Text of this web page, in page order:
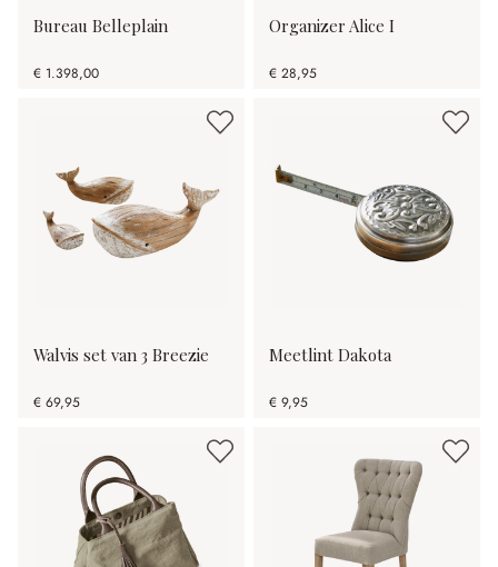
Bureau Belleplain
€ 1.398,00
Organizer Alice I
€ 28,95
Walvis set van 3 Breezie
€ 69,95
Meetlint Dakota
€ 9,95